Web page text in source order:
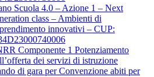
Scuola 4.0 – Azione 1 – Next
class – Ambienti di
innovativi – CUP:
Componente 1 Potenziamento
dei servizi di istruzione
di gara per Convenzione abiti per